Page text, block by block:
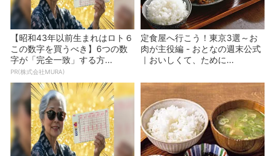
【昭和43年以前生まれはロト６
この数字を買うべき】6つの数
字が「完全一致」する方...
PR(株式会社MURA)
定食屋へ行こう！東京3選～お
肉が主役編 - おとなの週末公式
｜おいしくて、ために...